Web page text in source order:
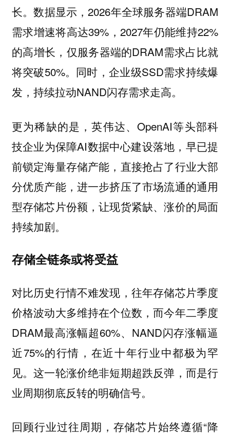
长。数据显示，2026年全球服务器端DRAM
需求增速将高达39%，2027年仍能维持22%
的高增长，仅服务器端的DRAM需求占比就
将突破50%。同时，企业级SSD需求持续爆
发，持续拉动NAND闪存需求走高。
更为稀缺的是，英伟达、OpenAI等头部科
技企业为保障AI数据中心建设落地，早已提
前锁定海量存储产能，直接抢占了行业大部
分优质产能，进一步挤压了市场流通的通用
型存储芯片份额，让现货紧缺、涨价的局面
持续加剧。
存储全链条或将受益
对比历史行情不难发现，往年存储芯片季度
价格波动大多维持在个位数，而今年二季度
DRAM最高涨幅超60%、NAND闪存涨幅逼
近75%的行情，在近十年行业中都极为罕
见。这一轮涨价绝非短期超跌反弹，而是行
业周期彻底反转的明确信号。
回顾行业过往周期，存储芯片始终遵循“降